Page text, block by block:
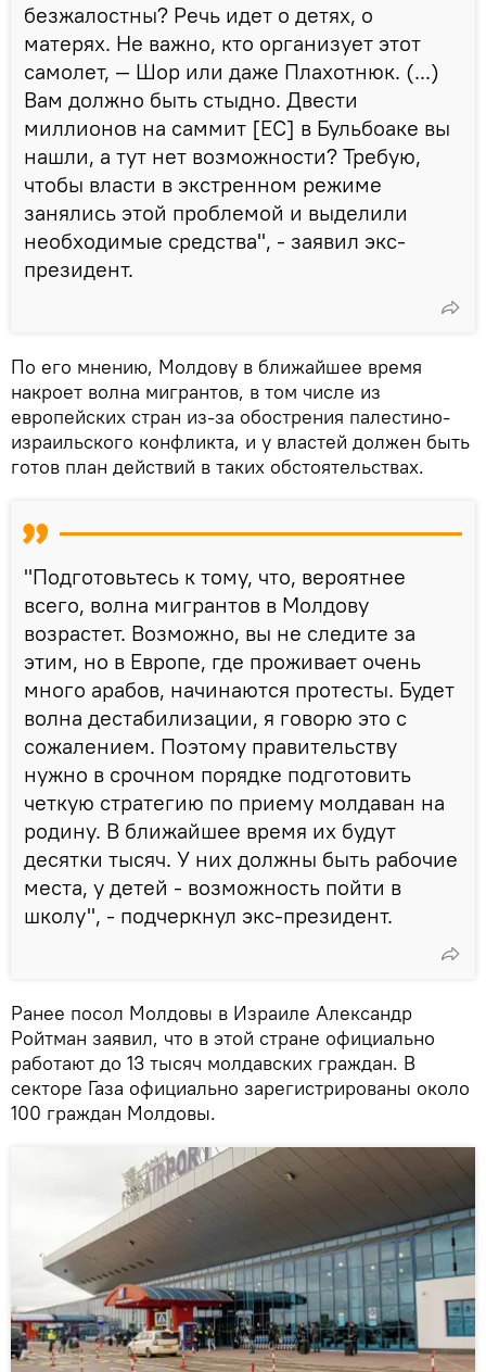
безжалостны? Речь идет о детях, о
матерях. Не важно, кто организует этот
самолет, — Шор или даже Плахотнюк. (...)
Вам должно быть стыдно. Двести
миллионов на саммит [ЕС] в Бульбоаке вы
нашли, а тут нет возможности? Требую,
чтобы власти в экстренном режиме
занялись этой проблемой и выделили
необходимые средства", - заявил экс-
президент.
По его мнению, Молдову в ближайшее время
накроет волна мигрантов, в том числе из
европейских стран из-за обострения палестино-
израильского конфликта, и у властей должен быть
готов план действий в таких обстоятельствах.
"Подготовьтесь к тому, что, вероятнее
всего, волна мигрантов в Молдову
возрастет. Возможно, вы не следите за
этим, но в Европе, где проживает очень
много арабов, начинаются протесты. Будет
волна дестабилизации, я говорю это с
сожалением. Поэтому правительству
нужно в срочном порядке подготовить
четкую стратегию по приему молдаван на
родину. В ближайшее время их будут
десятки тысяч. У них должны быть рабочие
места, у детей - возможность пойти в
школу", - подчеркнул экс-президент.
Ранее посол Молдовы в Израиле Александр
Ройтман заявил, что в этой стране официально
работают до 13 тысяч молдавских граждан. В
секторе Газа официально зарегистрированы около
100 граждан Молдовы.